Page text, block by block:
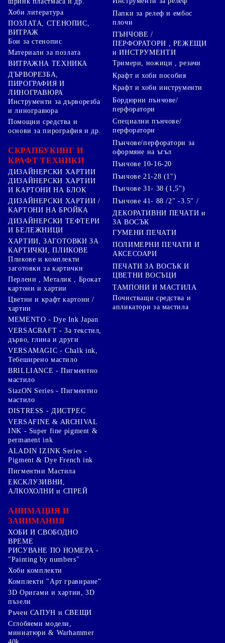
Хоби литература
ПОЗЛАТА, СТЕНОПИС,
ВИТРАЖ
Бои за стенопис
Материали за позлата
ВИТРАЖНА ТЕХНИКА
ДЪРВОРЕЗБА,
ПИРОГРАФИЯ И
ЛИНОГРАВЮРА
Инструменти за дърворезба
и линогравюра
Помощни средства и
основи за пирография и др.
СКРАПБУКИНГ И
КРАФТ ТЕХНИКИ
ДИЗАЙНЕРСКИ ХАРТИИ
ДИЗАЙНЕРСКИ ХАРТИИ
И КАРТОНИ НА БЛОК
ДИЗАЙНЕРСКИ ХАРТИИ /
КАРТОНИ НА БРОЙКА
ДИЗАЙНЕРСКИ ТЕФТЕРИ
И БЕЛЕЖНИЦИ
ХАРТИИ, ЗАГОТОВКИ ЗА
КАРТИЧКИ, ПЛИКОВЕ
Пликове и комплекти
заготовки за картички
Перлени , Металик , Брокат
картони и хартии
Цветни и крафт картони /
хартии
Папки за релеф и ембос
плочи
ПЪНЧОВЕ /
ПЕРФОРАТОРИ , РЕЖЕЩИ
и ИНСТРУМЕНТИ
Тримери, ножици , резачи
Крафт и хоби пособия
Крафт и хоби инструменти
Бордюрни пънчове/
перфоратори
Специални пънчове/
перфоратори
Пънчове/перфоратори за
оформяне на ъгъл
Пънчове 10-16-20
Пънчове 21-28 (1")
Пънчове 31- 38 (1,5")
Пънчове 41- 88 /2" -3.5" /
ДЕКОРАТИВНИ ПЕЧАТИ и
ЗА ВОСЪК
ГУМЕНИ ПЕЧАТИ
ПОЛИМЕРНИ ПЕЧАТИ И
АКСЕСОАРИ
ПЕЧАТИ ЗА ВОСЪК И
ЦВЕТНИ ВОСЪЦИ
ТАМПОНИ И МАСТИЛА
Почистващи средства и
апликатори за мастила
MEMENTO - Dye Ink Japan
VERSACRAFT - За текстил,
дърво, глина и други
VERSAMAGIC - Chalk ink,
Тебеширено мастило
BRILLIANCE - Пигментно
мастило
StazON Series - Пигментно
мастило
DISTRESS - ДИСТРЕС
VERSAFINE & ARCHIVAL
INK - Super fine pigment &
permanent ink
ALADIN IZINK Series -
Pigment & Dye French ink
Пигментни Мастила
ЕКСКЛУЗИВНИ,
АЛКОХОЛНИ и СПРЕЙ
АНИМАЦИЯ И
ЗАНИМАНИЯ
ХОБИ И СВОБОДНО
ВРЕМЕ
РИСУВАНЕ ПО НОМЕРА -
"Painting by numbers"
Хоби комплекти
Комплекти "Арт гравиране"
3D Оригами и хартии, 3D
пъзели
Ръчен САПУН и СВЕЩИ
Сглобяеми модели,
миниатюри & Warhammer